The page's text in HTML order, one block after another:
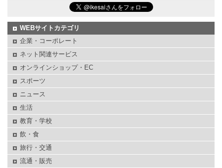
WEBサイトカテゴリ
企業・コーポレート
ネット関連サービス
オンラインショップ・EC
スポーツ
ニュース
生活
教育・学校
飲・食
旅行・交通
流通・販売